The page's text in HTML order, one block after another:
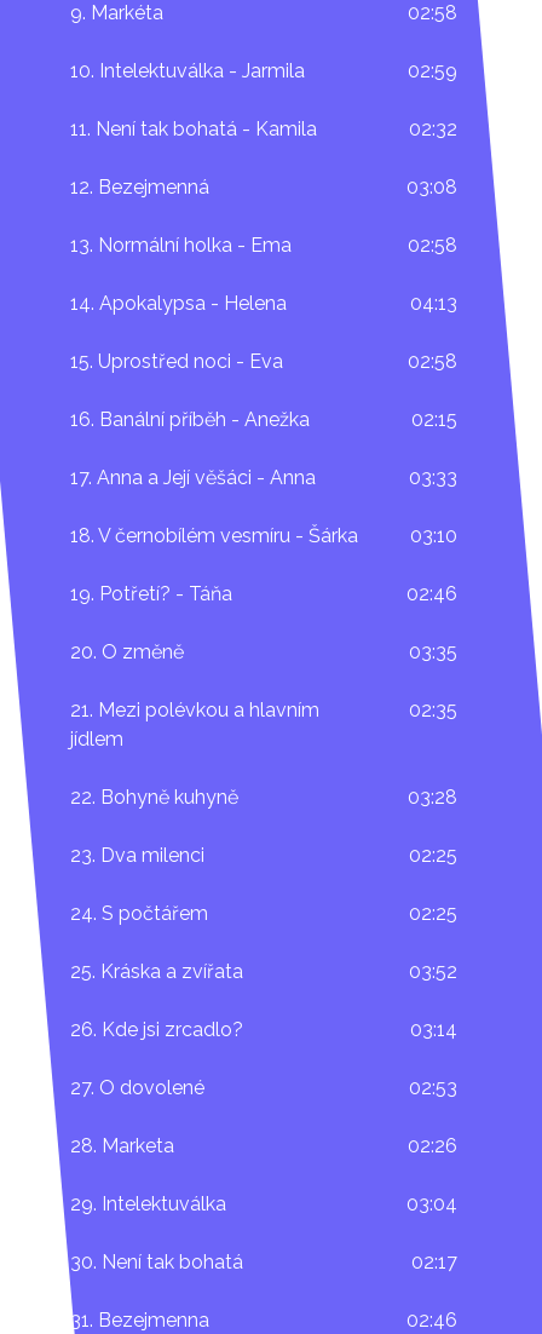
9. Markéta 02:58
10. Intelektuválka - Jarmila 02:59
11. Není tak bohatá - Kamila 02:32
12. Bezejmenná 03:08
13. Normální holka - Ema 02:58
14. Apokalypsa - Helena 04:13
15. Uprostřed noci - Eva 02:58
16. Banální příběh - Anežka 02:15
17. Anna a Její věšáci - Anna 03:33
18. V černobílém vesmíru - Šárka 03:10
19. Potřetí? - Táňa 02:46
20. O změně 03:35
21. Mezi polévkou a hlavním
jídlem
02:35
22. Bohyně kuhyně 03:28
23. Dva milenci 02:25
24. S počtářem 02:25
25. Kráska a zvířata 03:52
26. Kde jsi zrcadlo? 03:14
27. O dovolené 02:53
28. Marketa 02:26
29. Intelektuválka 03:04
30. Není tak bohatá 02:17
31. Bezejmenna 02:46